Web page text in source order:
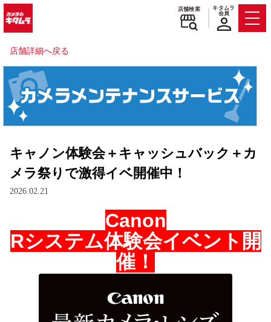
店舗検索
キタムラ
会員
店舗詳細へ戻る
キャノン体験会＋キャッシュバック＋カ
メラ祭りで激得イベ開催中！
2026.02.21
Canon
Rシステム体験会イベント開
催！